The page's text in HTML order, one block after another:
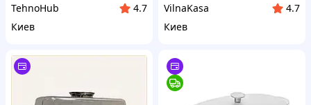
TehnoHub
4.7
Киев
VilnaKasa
4.7
Киев